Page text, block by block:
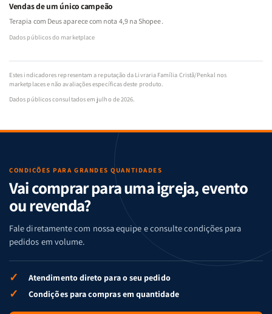
Vendas de um único campeão
Terapia com Deus aparece com nota 4,9 na Shopee.
Dados públicos do marketplace
Estes indicadores representam a reputação da Livraria Família Cristã/Penkal nos
marketplaces e não avaliações específicas deste produto.
Dados públicos consultados em julho de 2026.
CONDIÇÕES PARA GRANDES QUANTIDADES
Vai comprar para uma igreja, evento
ou revenda?
Fale diretamente com nossa equipe e consulte condições para
pedidos em volume.
✓ Atendimento direto para o seu pedido
✓ Condições para compras em quantidade